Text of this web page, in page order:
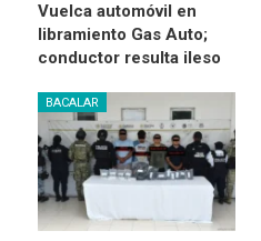
Vuelca automóvil en
libramiento Gas Auto;
conductor resulta ileso
BACALAR